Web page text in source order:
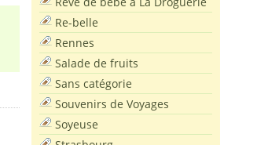
Re-belle
Rennes
Salade de fruits
Sans catégorie
Souvenirs de Voyages
Soyeuse